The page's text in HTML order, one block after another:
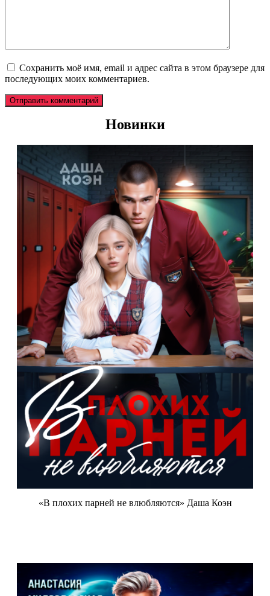
Сохранить моё имя, email и адрес сайта в этом браузере для
последующих моих комментариев.
Новинки
«В плохих парней не влюбляются» Даша Коэн